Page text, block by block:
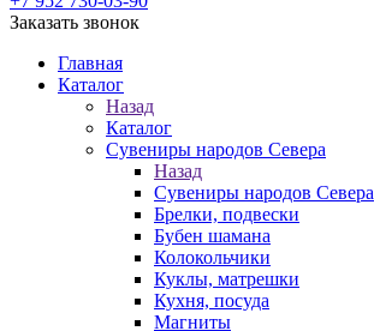
Заказать звонок
Главная
Каталог
Назад
Каталог
Сувениры народов Севера
Назад
Сувениры народов Севера
Брелки, подвески
Бубен шамана
Колокольчики
Куклы, матрешки
Кухня, посуда
Магниты